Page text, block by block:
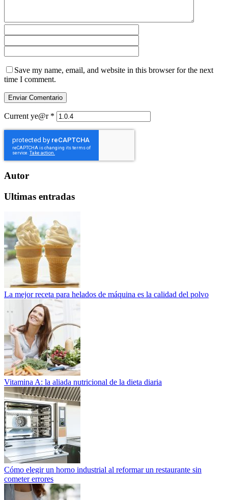
Save my name, email, and website in this browser for the next
time I comment.
Current ye@r *
Autor
Ultimas entradas
La mejor receta para helados de máquina es la calidad del polvo
Vitamina A: la aliada nutricional de la dieta diaria
Cómo elegir un horno industrial al reformar un restaurante sin
cometer errores